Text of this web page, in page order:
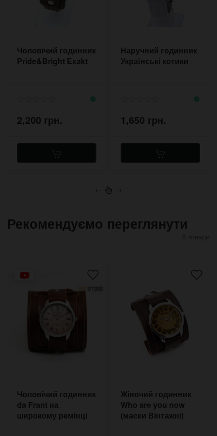
Чоловічий годинник
Pride&Bright Exakt
2,200 грн.
Наручний годинник
Українські котики
1,650 грн.
← →
Рекомендуємо переглянути
Чоловічий годинник
da Frant на
широкому ремінці
Жіночий годинник
Who are you now
(маски Вінтажні)